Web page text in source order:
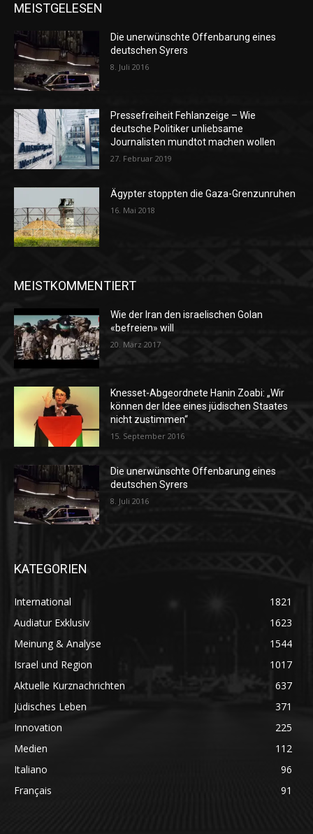
MEISTGELESEN
Die unerwünschte Offenbarung eines
deutschen Syrers
8. Juli 2016
Pressefreiheit Fehlanzeige – Wie
deutsche Politiker unliebsame
Journalisten mundtot machen wollen
27. Februar 2019
Ägypter stoppten die Gaza-Grenzunruhen
16. Mai 2018
MEISTKOMMENTIERT
Wie der Iran den israelischen Golan
«befreien» will
20. März 2017
Knesset-Abgeordnete Hanin Zoabi: „Wir
können der Idee eines jüdischen Staates
nicht zustimmen“
15. September 2016
Die unerwünschte Offenbarung eines
deutschen Syrers
8. Juli 2016
KATEGORIEN
International
1821
Audiatur Exklusiv
1623
Meinung & Analyse
1544
Israel und Region
1017
Aktuelle Kurznachrichten
637
Jüdisches Leben
371
Innovation
225
Medien
112
Italiano
96
Français
91